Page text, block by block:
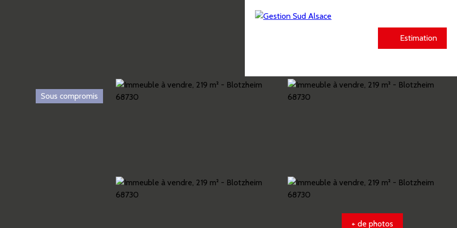
Estimation
Sous compromis
+ de photos